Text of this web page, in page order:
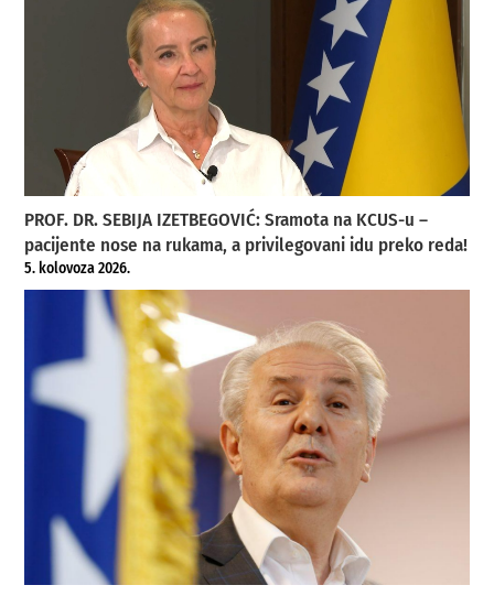
PROF. DR. SEBIJA IZETBEGOVIĆ: Sramota na KCUS-u –
pacijente nose na rukama, a privilegovani idu preko reda!
5. kolovoza 2026.